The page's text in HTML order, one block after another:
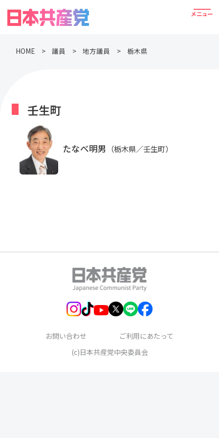
HOME 議員 地方議員 栃木県
壬生町
たなべ明男 （栃木県／壬生町）
お問い合わせ
ご利用にあたって
(c)日本共産党中央委員会